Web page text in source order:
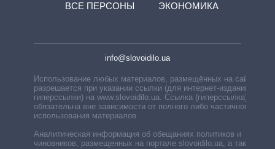
ВСЕ ПЕРСОНЫ
ЭКОНОМИКА
info@slovoidilo.ua
Использование любых материалов, размещённых на сайте,
разрешается при указании ссылки (для интернет-изданий —
гиперссылки) на www.slovoidilo.ua. Ссылка (гиперссылка)
обязательна вне зависимости от полного либо частичного
использования материалов.
Аналитическая информация об обещаниях политиков и
чиновников, размещенных на портале slovoidilo.ua, а также